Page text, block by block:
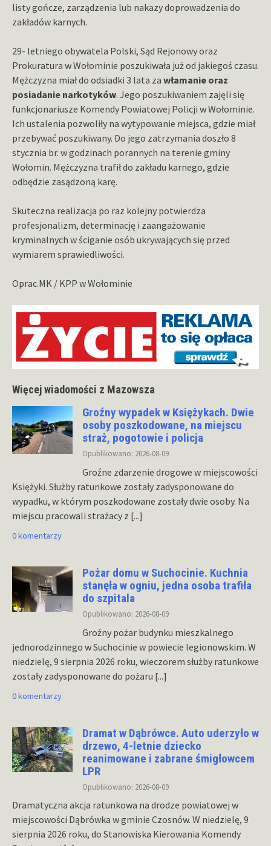
listy gończe, zarządzenia lub nakazy doprowadzenia do
zakładów karnych.
29- letniego obywatela Polski, Sąd Rejonowy oraz
Prokuratura w Wołominie poszukiwała już od jakiegoś czasu.
Mężczyzna miał do odsiadki 3 lata za włamanie oraz
posiadanie narkotyków. Jego poszukiwaniem zajęli się
funkcjonariusze Komendy Powiatowej Policji w Wołominie.
Ich ustalenia pozwoliły na wytypowanie miejsca, gdzie miał
przebywać poszukiwany. Do jego zatrzymania doszło 8
stycznia br. w godzinach porannych na terenie gminy
Wołomin. Mężczyzna trafił do zakładu karnego, gdzie
odbędzie zasądzoną karę.
Skuteczna realizacja po raz kolejny potwierdza
profesjonalizm, determinację i zaangażowanie
kryminalnych w ściganie osób ukrywających się przed
wymiarem sprawiedliwości.
Oprac.MK / KPP w Wołominie
Więcej wiadomości z Mazowsza
Groźny wypadek w Księżykach. Dwie
osoby poszkodowane, na miejscu
straż, pogotowie i policja
Opublikowano: 2026-08-09
Groźne zdarzenie drogowe w miejscowości
Księżyki. Służby ratunkowe zostały zadysponowane do
wypadku, w którym poszkodowane zostały dwie osoby. Na
miejscu pracowali strażacy z [...]
0 komentarzy
Pożar domu w Suchocinie. Kuchnia
stanęła w ogniu, jedna osoba trafiła
do szpitala
Opublikowano: 2026-08-09
Groźny pożar budynku mieszkalnego
jednorodzinnego w Suchocinie w powiecie legionowskim. W
niedzielę, 9 sierpnia 2026 roku, wieczorem służby ratunkowe
zostały zadysponowane do pożaru [...]
0 komentarzy
Dramat w Dąbrówce. Auto uderzyło w
drzewo, 4-letnie dziecko
reanimowane i zabrane śmigłowcem
LPR
Opublikowano: 2026-08-09
Dramatyczna akcja ratunkowa na drodze powiatowej w
miejscowości Dąbrówka w gminie Czosnów. W niedzielę, 9
sierpnia 2026 roku, do Stanowiska Kierowania Komendy